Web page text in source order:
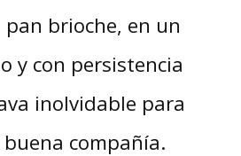
brioche, en un
y con persistencia
inolvidable para
compañía.